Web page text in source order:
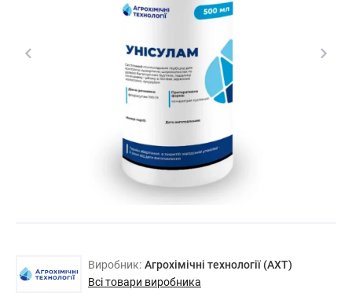
Виробник: Агрохімічні технології (АХТ)
Всі товари виробника